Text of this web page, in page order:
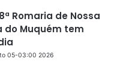
Romaria de Nossa
do Muquém tem
05-03:00 2026